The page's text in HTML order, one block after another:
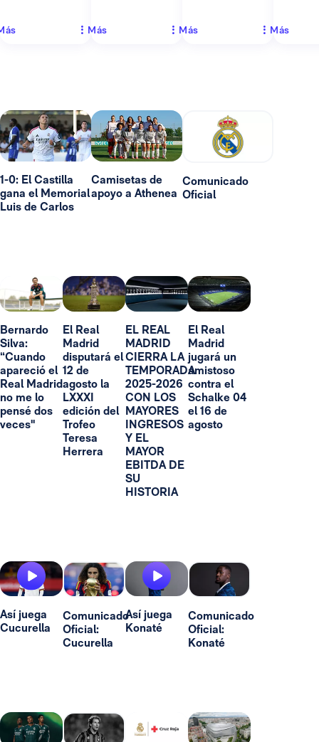
Más Más Más
1-0: El Castilla
gana el Memorial
Luis de Carlos
Camisetas de
apoyo a Athenea
Comunicado
Oficial
Bernardo
Silva:
“Cuando
apareció el
Real Madrid
no me lo
pensé dos
veces"
El Real
Madrid
disputará el
12 de
agosto la
LXXXI
edición del
Trofeo
Teresa
Herrera
EL REAL
MADRID
CIERRA LA
TEMPORADA
2025-2026
CON LOS
MAYORES
INGRESOS
Y EL
MAYOR
EBITDA DE
SU
HISTORIA
El Real
Madrid
jugará un
amistoso
contra el
Schalke 04
el 16 de
agosto
Así juega
Cucurella
Comunicado
Oficial:
Cucurella
Así juega
Konaté
Comunicado
Oficial:
Konaté